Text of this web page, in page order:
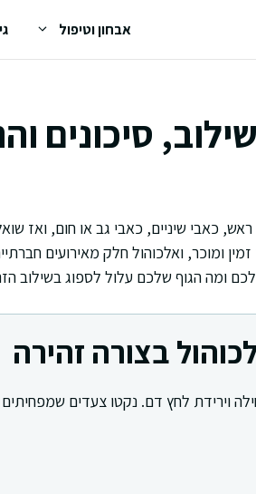
אבחון וטיפול
סיכונים
כאבי שיניים, כאבי גב או חום, ואז
ומוכר, ואלכוהול חלק מאירועים
ומה הגוף שלכם עלול לספוג בשילוב
בצורה זהירה
וירידת לחץ דם. נקטו צעדים שמפחיתים